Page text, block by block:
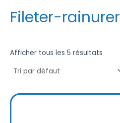
Fileter-rainurer
Afficher tous les 5 résultats